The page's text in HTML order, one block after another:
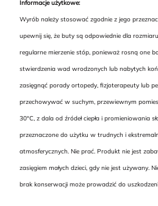
Informacje użytkowe:
Wyrób należy stosować zgodnie z jego
upewnij się, że buty są odpowiednie dla
regularne mierzenie stóp, ponieważ rosną one
stwierdzenia wad wrodzonych lub nabytych
zasięgnąć porady ortopedy, fizjoterapeuty lub
przechowywać w suchym, przewiewnym
30°C, z dala od źródeł ciepła i promieniowania
przeznaczone do użytku w trudnych i
atmosferycznych. Nie prać. Produkt nie jest
zasięgiem małych dzieci, gdy nie jest używany.
brak konserwacji może prowadzić do